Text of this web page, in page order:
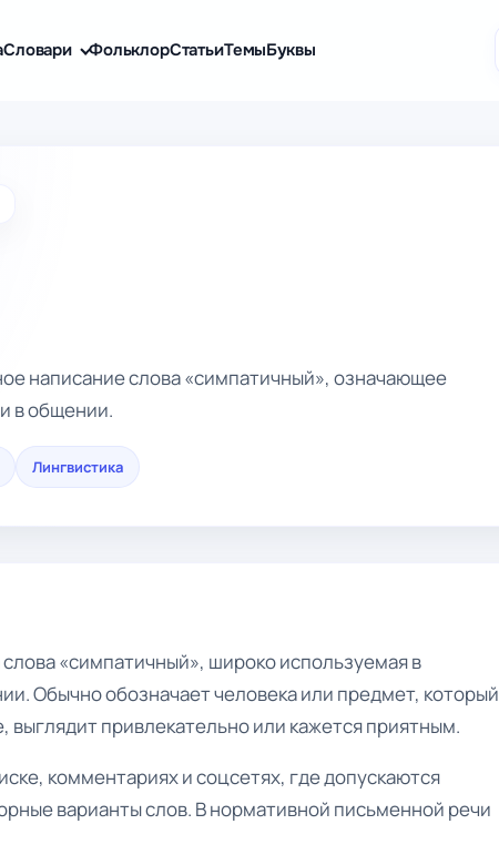
Словари ФольклорСтатьиТемыБуквы
написание слова «симпатичный», означающее
в общении.
Лингвистика
«симпатичный», широко используемая в
Обычно обозначает человека или предмет, который
привлекательно или кажется приятным.
комментариях и соцсетях, где допускаются
варианты слов. В нормативной письменной речи